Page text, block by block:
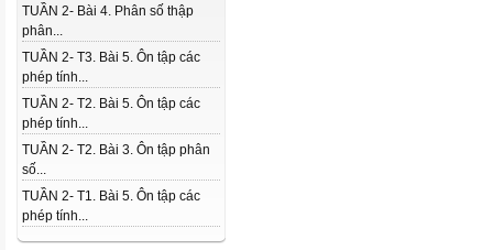
TUẦN 2- Bài 4. Phân số thập
phân...
TUẦN 2- T3. Bài 5. Ôn tập các
phép tính...
TUẦN 2- T2. Bài 5. Ôn tập các
phép tính...
TUẦN 2- T2. Bài 3. Ôn tập phân
số...
TUẦN 2- T1. Bài 5. Ôn tập các
phép tính...